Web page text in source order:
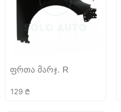
ფრთა მარჯ. R
129 ₾